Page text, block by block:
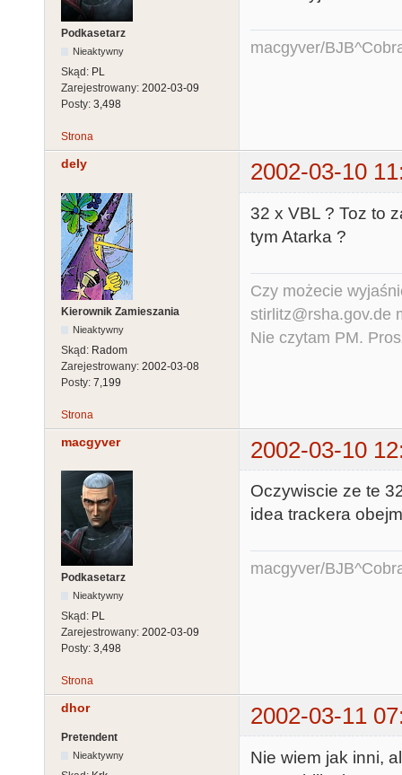
Podkasetarz
Nieaktywny
Skąd: PL
Zarejestrowany: 2002-03-09
Posty: 3,498
macgyver/
Strona
dely 2002-03-10
Kierownik Zamieszania
Nieaktywny
Skąd: Radom
Zarejestrowany: 2002-03-08
Posty: 7,199
32 x VBL ? Toz to
tym Atarka ?
Czy możecie
stirlitz@rsha.gov.de
Nie czytam PM.
Strona
macgyver 2002-03-10
Podkasetarz
Nieaktywny
Skąd: PL
Zarejestrowany: 2002-03-09
Posty: 3,498
Oczywiscie ze te
idea trackera
macgyver/
Strona
dhor 2002-03-11
Pretendent
Nieaktywny
Nie wiem jak inni,